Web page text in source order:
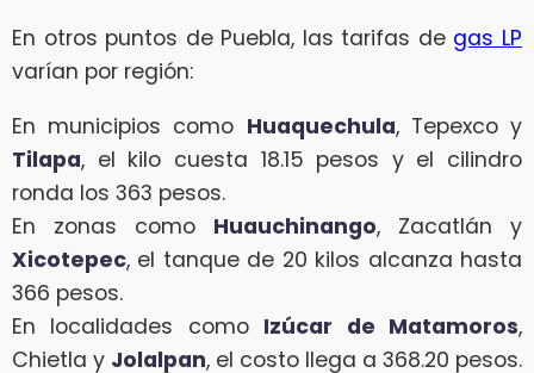
En otros puntos de Puebla, las tarifas de gas LP
varían por región:
En municipios como Huaquechula, Tepexco y
Tilapa, el kilo cuesta 18.15 pesos y el cilindro
ronda los 363 pesos.
En zonas como Huauchinango, Zacatlán y
Xicotepec, el tanque de 20 kilos alcanza hasta
366 pesos.
En localidades como Izúcar de Matamoros,
Chietla y Jolalpan, el costo llega a 368.20 pesos.